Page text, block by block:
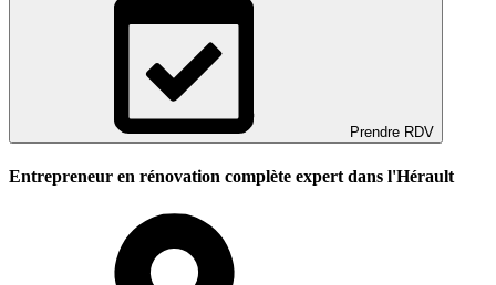
Prendre RDV
Entrepreneur en rénovation complète expert dans l'Hérault